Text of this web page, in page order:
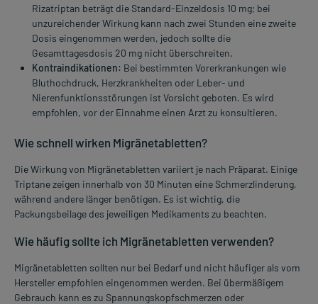
Rizatriptan beträgt die Standard-Einzeldosis 10 mg; bei
unzureichender Wirkung kann nach zwei Stunden eine zweite
Dosis eingenommen werden, jedoch sollte die
Gesamttagesdosis 20 mg nicht überschreiten.
Kontraindikationen: Bei bestimmten Vorerkrankungen wie
Bluthochdruck, Herzkrankheiten oder Leber- und
Nierenfunktionsstörungen ist Vorsicht geboten. Es wird
empfohlen, vor der Einnahme einen Arzt zu konsultieren.
Wie schnell wirken Migränetabletten?
Die Wirkung von Migränetabletten variiert je nach Präparat. Einige
Triptane zeigen innerhalb von 30 Minuten eine Schmerzlinderung,
während andere länger benötigen. Es ist wichtig, die
Packungsbeilage des jeweiligen Medikaments zu beachten.
Wie häufig sollte ich Migränetabletten verwenden?
Migränetabletten sollten nur bei Bedarf und nicht häufiger als vom
Hersteller empfohlen eingenommen werden. Bei übermäßigem
Gebrauch kann es zu Spannungskopfschmerzen oder